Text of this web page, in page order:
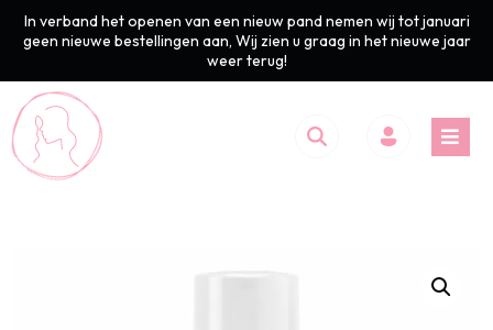
In verband het openen van een nieuw pand nemen wij tot januari
geen nieuwe bestellingen aan, Wij zien u graag in het nieuwe jaar
weer terug!